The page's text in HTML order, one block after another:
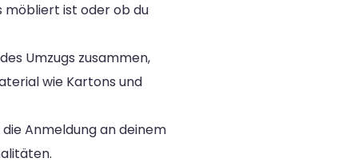
möbliert ist oder ob du
Umzugs zusammen,
wie Kartons und
Anmeldung an deinem